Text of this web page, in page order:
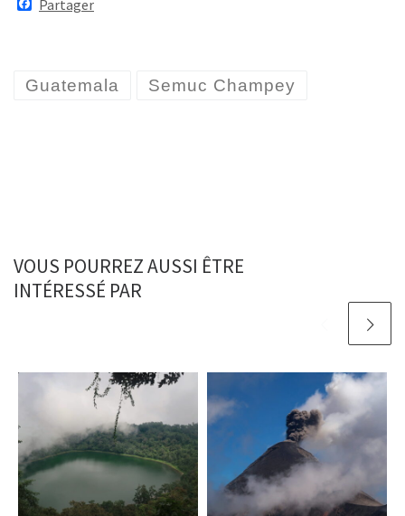
o
o
Partager
Guatemala Semuc Champey
VOUS POURREZ AUSSI ÊTRE
INTÉRESSÉ PAR